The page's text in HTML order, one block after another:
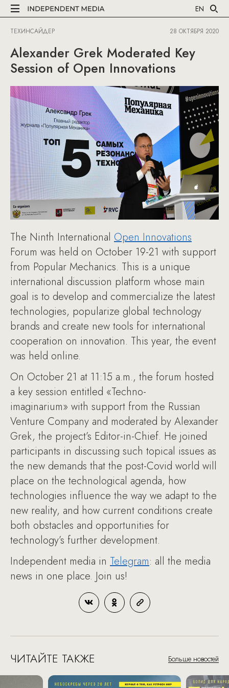
EN
ТЕХИНСАЙДЕР 28 ОКТЯБРЯ 2020
Alexander Grek Moderated Key
Session of Open Innovations
The Ninth International Open Innovations
Forum was held on October 19-21 with support
from Popular Mechanics. This is a unique
international discussion platform whose main
goal is to develop and commercialize the latest
technologies, popularize global technology
brands and create new tools for international
cooperation on innovation. This year, the event
was held online.
On October 21 at 11:15 a.m., the forum hosted
a key session entitled «Techno-
imaginarium» with support from the Russian
Venture Company and moderated by Alexander
Grek, the project’s Editor-in-Chief. He joined
participants in discussing such topical issues as
the new demands that the post-Covid world will
place on the technological agenda, how
technologies influence the way we adapt to the
new reality, and how current conditions create
both obstacles and opportunities for
technology’s further development.
Independent media in Telegram: all the media
news in one place. Join us!
ЧИТАЙТЕ ТАКЖЕ Больше новостей